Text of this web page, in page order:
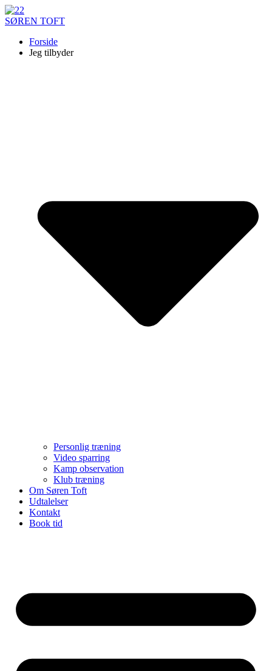
SØREN TOFT
Forside
Jeg tilbyder
Personlig træning
Video sparring
Kamp observation
Klub træning
Om Søren Toft
Udtalelser
Kontakt
Book tid